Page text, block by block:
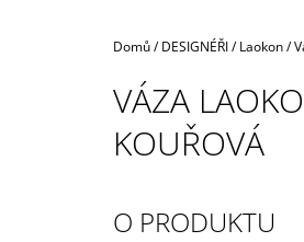
Domů/ DESIGNÉŘI/ Laokon/
VÁZA
KOUŘOVÁ
O PRODUKTU